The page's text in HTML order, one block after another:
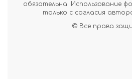
обязательна. Использование
только с согласия
© Все права